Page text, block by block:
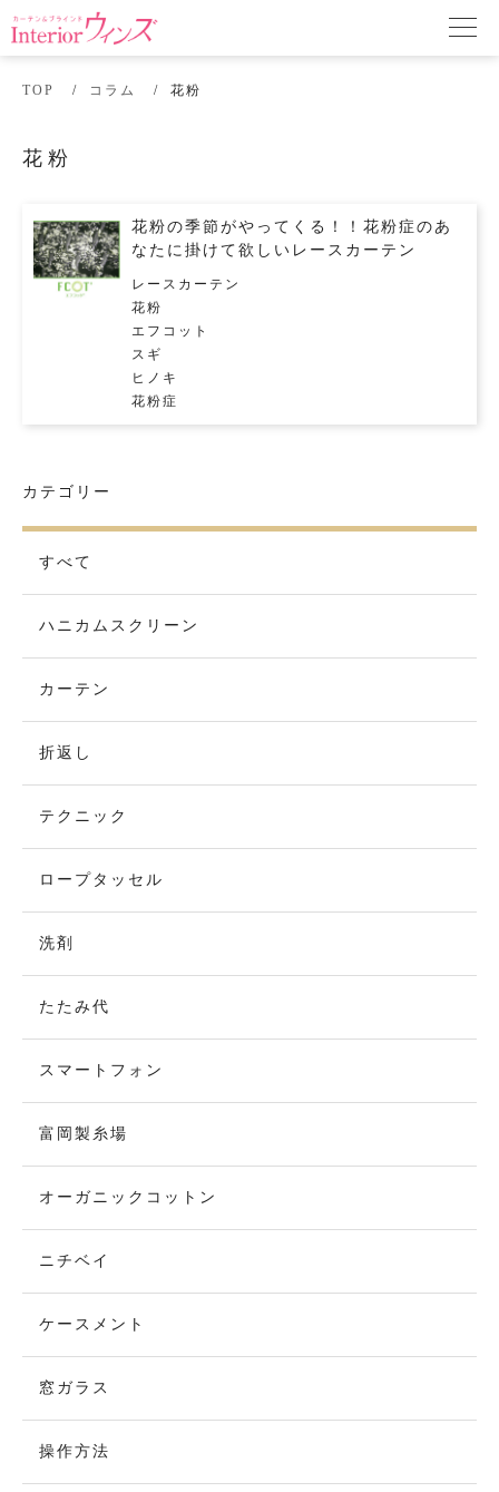
TOP コラム 花粉
花粉
花粉の季節がやってくる！！花粉症のあ
なたに掛けて欲しいレースカーテン
レースカーテン
花粉
エフコット
スギ
ヒノキ
花粉症
カテゴリー
すべて
ハニカムスクリーン
カーテン
折返し
テクニック
ロープタッセル
洗剤
たたみ代
スマートフォン
富岡製糸場
オーガニックコットン
ニチベイ
ケースメント
窓ガラス
操作方法